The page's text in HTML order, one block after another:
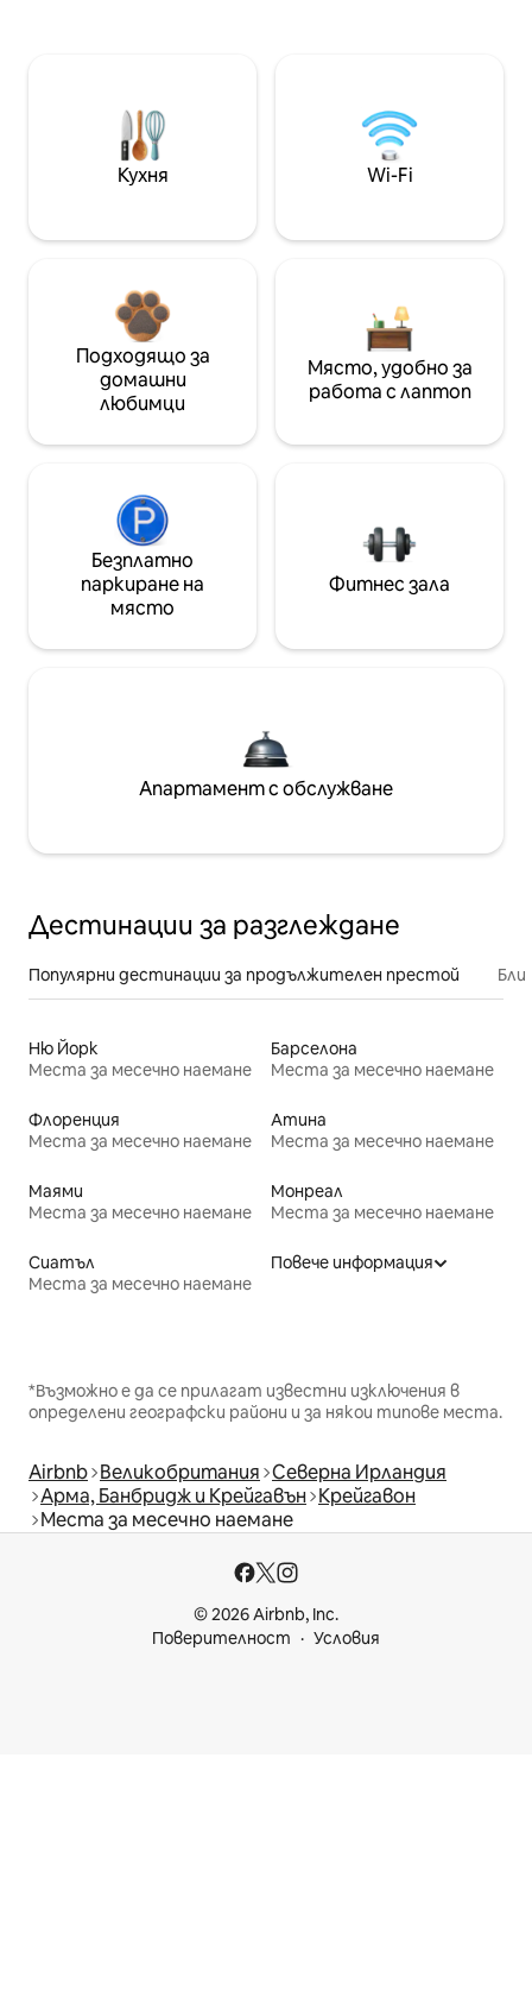
Кухня Wi-Fi
Подходящо за
домашни
любимци
Място, удобно за
работа с лаптоп
Безплатно
паркиране на
място
Фитнес зала
Апартамент с обслужване
Дестинации за разглеждане
Популярни дестинации за продължителен престой
Ню Йорк
Места за месечно наемане
Барселона
Места за месечно наемане
Флоренция
Места за месечно наемане
Атина
Места за месечно наемане
Маями
Места за месечно наемане
Монреал
Места за месечно наемане
Сиатъл
Места за месечно наемане
Повече информация
*Възможно е да се прилагат известни изключения в
определени географски райони и за някои типове места.
Airbnb Великобритания Северна Ирландия
Арма, Банбридж и Крейгавън Крейгавон
Места за месечно наемане
© 2026 Airbnb, Inc.
Поверителност
Условия